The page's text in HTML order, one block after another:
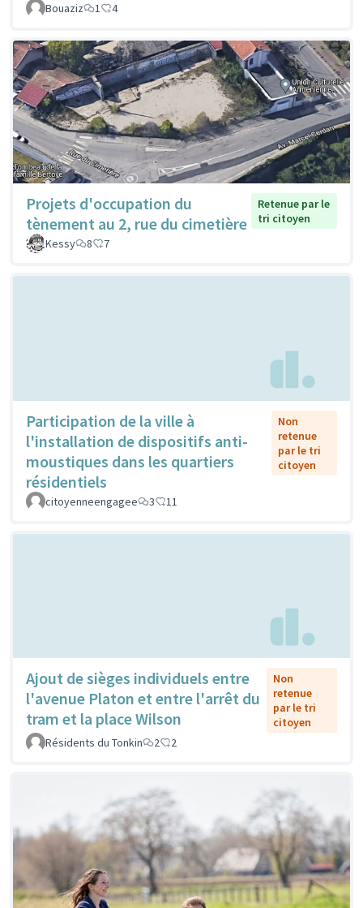
Bouaziz
1 4
Projets d'occupation du
tènement au 2, rue du cimetière
Retenue par le
tri citoyen
Kessy
8 7
Participation de la ville à
l'installation de dispositifs anti-
moustiques dans les quartiers
résidentiels
Non
retenue
par le tri
citoyen
citoyenneengagee 3 11
Ajout de sièges individuels entre
l'avenue Platon et entre l'arrêt du
tram et la place Wilson
Non
retenue
par le tri
citoyen
Résidents du Tonkin
2 2